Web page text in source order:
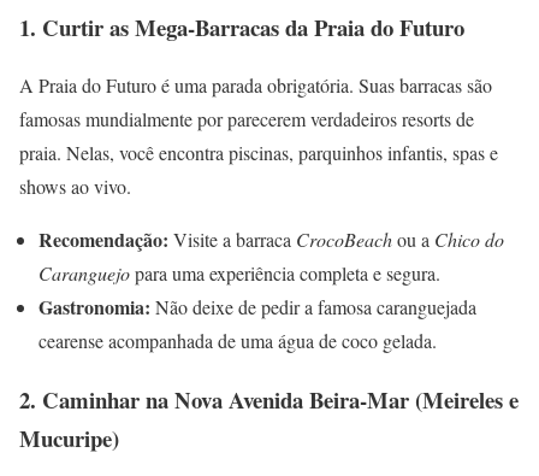
1. Curtir as Mega-Barracas da Praia do Futuro
A Praia do Futuro é uma parada obrigatória. Suas barracas são
famosas mundialmente por parecerem verdadeiros resorts de
praia. Nelas, você encontra piscinas, parquinhos infantis, spas e
shows ao vivo.
Recomendação: Visite a barraca CrocoBeachou a Chico do
Caranguejopara uma experiência completa e segura.
Gastronomia: Não deixe de pedir a famosa caranguejada
cearense acompanhada de uma água de coco gelada.
2. Caminhar na Nova Avenida Beira-Mar (Meireles e
Mucuripe)